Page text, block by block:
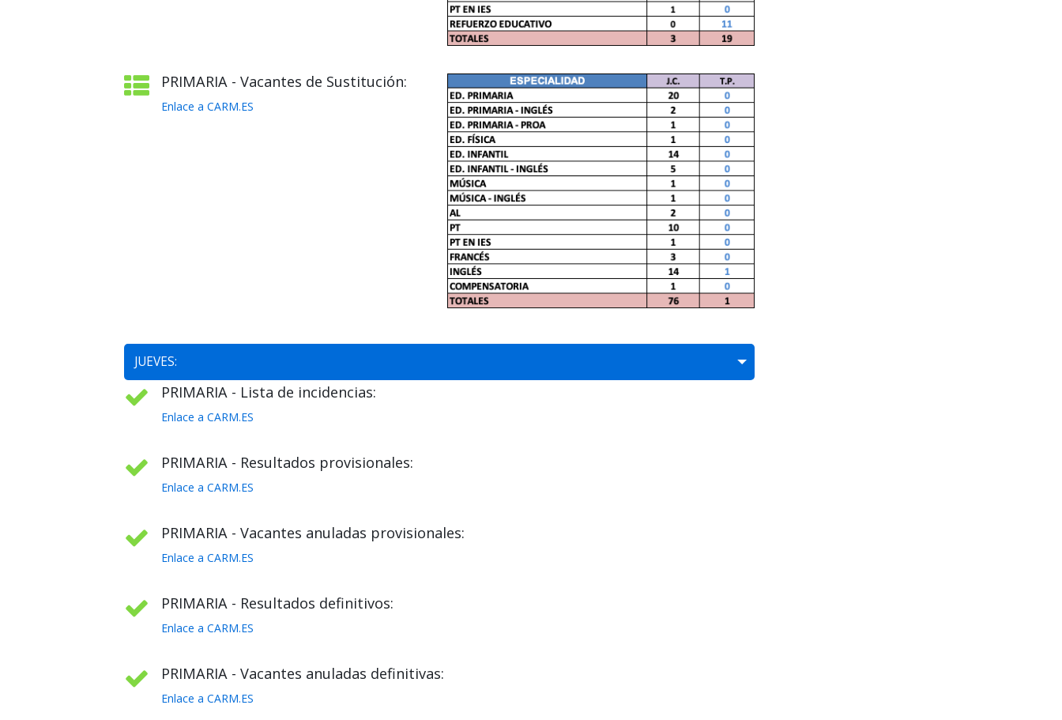
PRIMARIA - Vacantes de Sustitución:
Enlace a CARM.ES
JUEVES:
PRIMARIA - Lista de incidencias:
Enlace a CARM.ES
PRIMARIA - Resultados provisionales:
Enlace a CARM.ES
PRIMARIA - Vacantes anuladas provisionales:
Enlace a CARM.ES
PRIMARIA - Resultados definitivos:
Enlace a CARM.ES
PRIMARIA - Vacantes anuladas definitivas:
Enlace a CARM.ES